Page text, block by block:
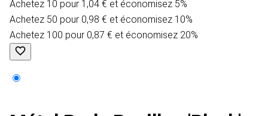
Achetez 10 pour 1,04 € et économisez 5%
Achetez 50 pour 0,98 € et économisez 10%
Achetez 100 pour 0,87 € et économisez 20%